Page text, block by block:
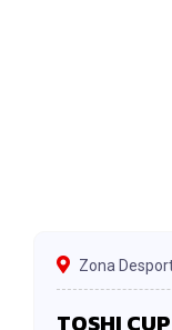
Zona
TOSHI CUP